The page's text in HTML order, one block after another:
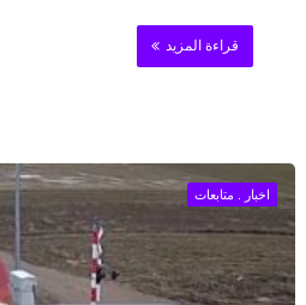
قراءة المزيد
اخبار . متابعات